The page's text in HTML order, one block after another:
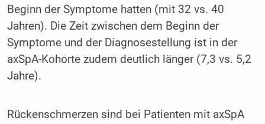
Beginn der Symptome hatten (mit 32 vs. 40
Jahren). Die Zeit zwischen dem Beginn der
Symptome und der Diagnosestellung ist in der
axSpA-Kohorte zudem deutlich länger (7,3 vs. 5,2
Jahre).
Rückenschmerzen sind bei Patienten mit axSpA